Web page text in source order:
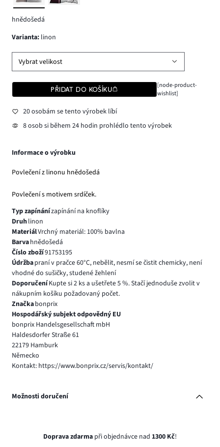
hnědošedá
varianta: linon
Vybrat velikost
PŘIDAT DO KOŠÍKU
[node-product-
wishlist]
20 osobám se tento výrobek líbí
8 osob si během 24 hodin prohlédlo tento výrobek
Informace o výrobku
Povlečení z linonu hnědošedá
Povlečení s motivem srdíček.
Typ zapínánízapínání na knoflíky
Druhlinon
MateriálVrchný materiál: 100% bavlna
Barvahnědošedá
Číslo zboží91753195
Údržbapraní v pračce 60°C, nebělit, nesmí se čistit chemicky, není
vhodné do sušičky, studené žehlení
DoporučeníKupte si 2 ks a ušetřete 5 %. Stačí jednoduše zvolit v
nákupním košíku požadovaný počet.
Značkabonprix
Hospodářský subjekt odpovědný EU
bonprix Handelsgesellschaft mbH
Haldesdorfer Straße 61
22179 Hamburk
Německo
Kontakt: https://www.bonprix.cz/servis/kontakt/
Možnosti doručení
Doprava zdarma při objednávce nad 1300 Kč!